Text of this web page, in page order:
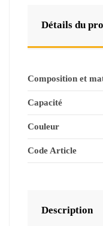
Détails du
Composition et
Capacité
Couleur
Code Article
Description